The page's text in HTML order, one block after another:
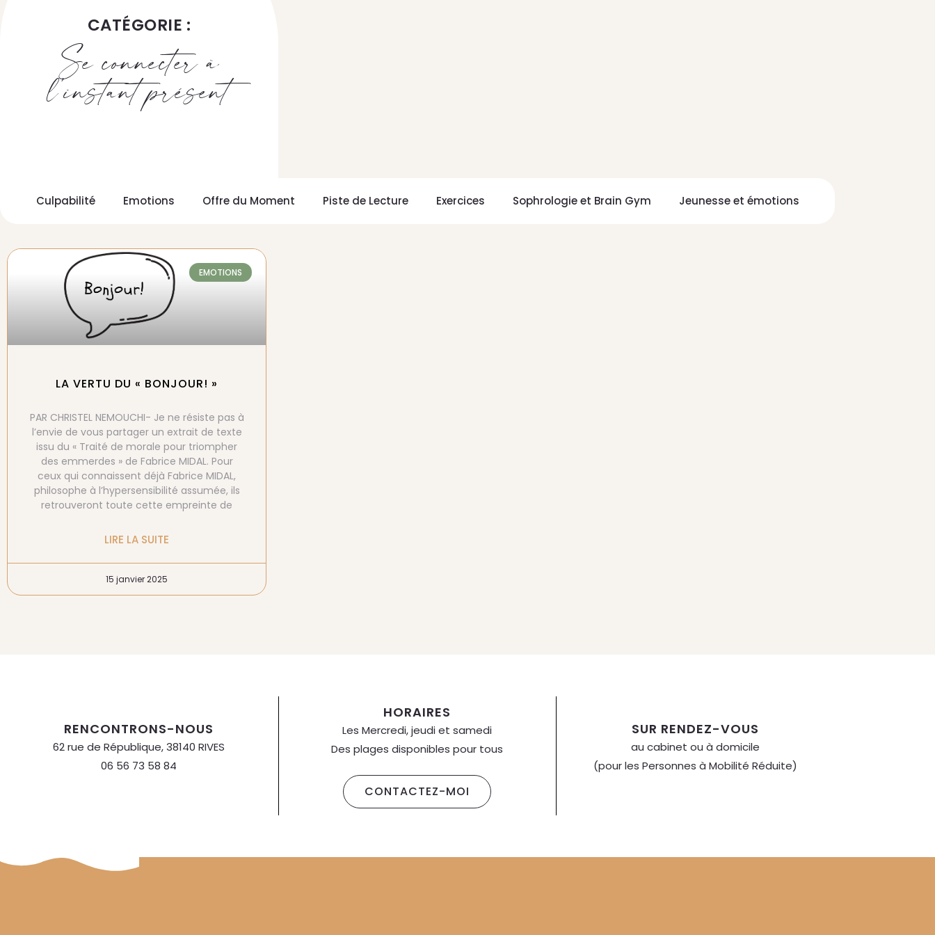
CATÉGORIE :
Se connecter à
l’instant présent
Culpabilité Emotions Offre du Moment Piste de Lecture Exercices Sophrologie et Brain Gym Jeunesse et émotions
EMOTIONS
LA VERTU DU « BONJOUR! »
PAR CHRISTEL NEMOUCHI- Je ne résiste pas à
l’envie de vous partager un extrait de texte
issu du « Traité de morale pour triompher
des emmerdes » de Fabrice MIDAL. Pour
ceux qui connaissent déjà Fabrice MIDAL,
philosophe à l’hypersensibilité assumée, ils
retrouveront toute cette empreinte de
LIRE LA SUITE
15 janvier 2025
RENCONTRONS-NOUS
62 rue de République, 38140 RIVES
06 56 73 58 84
HORAIRES
Les Mercredi, jeudi et samedi
Des plages disponibles pour tous
CONTACTEZ-MOI
SUR RENDEZ-VOUS
au cabinet ou à domicile
(pour les Personnes à Mobilité Réduite)